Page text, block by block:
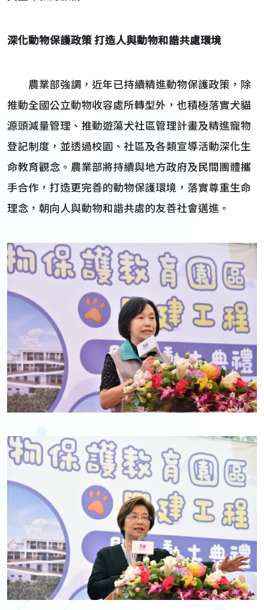
深化動物保護政策 打造人與動物和諧共處環境
農業部強調，近年已持續精進動物保護政策，除
推動全國公立動物收容處所轉型外，也積極落實犬貓
源頭減量管理、推動遊蕩犬社區管理計畫及精進寵物
登記制度，並透過校園、社區及各類宣導活動深化生
命教育觀念。農業部將持續與地方政府及民間團體攜
手合作，打造更完善的動物保護環境，落實尊重生命
理念，朝向人與動物和諧共處的友善社會邁進。